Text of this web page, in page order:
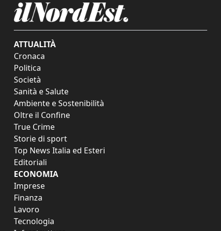
ATTUALITÀ
Cronaca
Politica
Società
Sanità e Salute
Ambiente e Sostenibilità
Oltre il Confine
True Crime
Storie di sport
Top News Italia ed Esteri
Editoriali
ECONOMIA
Imprese
Finanza
Lavoro
Tecnologia